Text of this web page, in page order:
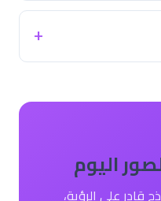
اليوم
نموذج قادر على الرؤية،